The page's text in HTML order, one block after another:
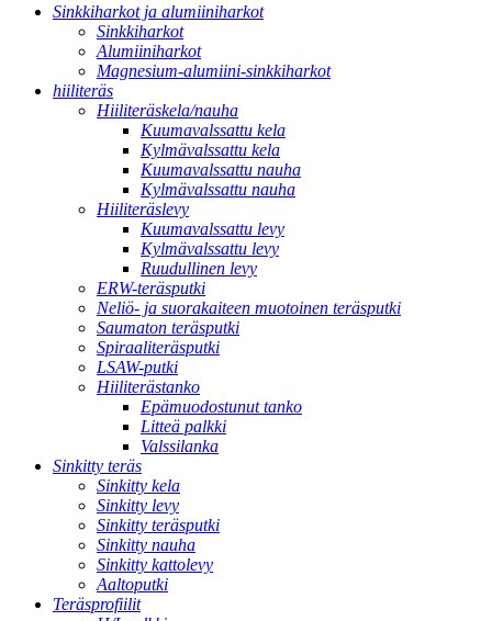
Sinkkiharkot ja alumiiniharkot
Sinkkiharkot
Alumiiniharkot
Magnesium-alumiini-sinkkiharkot
hiiliteräs
Hiiliteräskela/nauha
Kuumavalssattu kela
Kylmävalssattu kela
Kuumavalssattu nauha
Kylmävalssattu nauha
Hiiliteräslevy
Kuumavalssattu levy
Kylmävalssattu levy
Ruudullinen levy
ERW-teräsputki
Neliö- ja suorakaiteen muotoinen teräsputki
Saumaton teräsputki
Spiraaliteräsputki
LSAW-putki
Hiiliterästanko
Epämuodostunut tanko
Litteä palkki
Valssilanka
Sinkitty teräs
Sinkitty kela
Sinkitty levy
Sinkitty teräsputki
Sinkitty nauha
Sinkitty kattolevy
Aaltoputki
Teräsprofiilit